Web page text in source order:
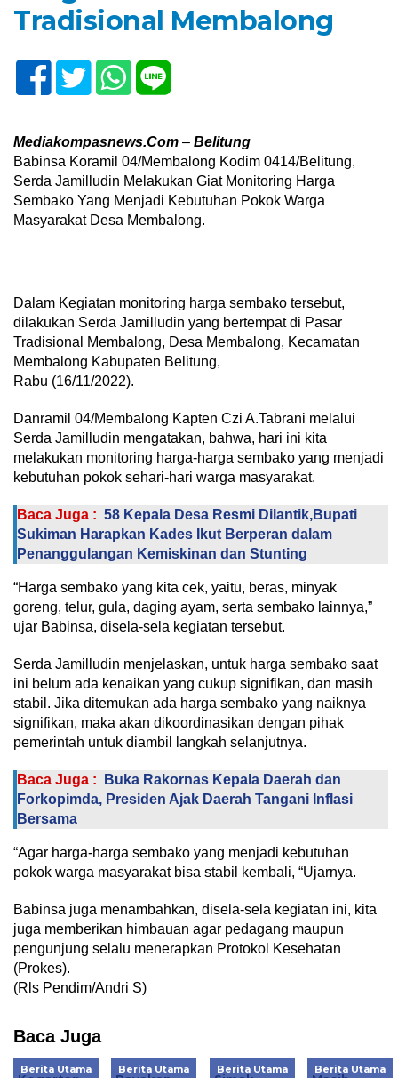
Tradisional Membalong
Mediakompasnews.Com – Belitung
Babinsa Koramil 04/Membalong Kodim 0414/Belitung,
Serda Jamilludin Melakukan Giat Monitoring Harga
Sembako Yang Menjadi Kebutuhan Pokok Warga
Masyarakat Desa Membalong.
Dalam Kegiatan monitoring harga sembako tersebut,
dilakukan Serda Jamilludin yang bertempat di Pasar
Tradisional Membalong, Desa Membalong, Kecamatan
Membalong Kabupaten Belitung,
Rabu (16/11/2022).
Danramil 04/Membalong Kapten Czi A.Tabrani melalui
Serda Jamilludin mengatakan, bahwa, hari ini kita
melakukan monitoring harga-harga sembako yang menjadi
kebutuhan pokok sehari-hari warga masyarakat.
Baca Juga : 58 Kepala Desa Resmi Dilantik,Bupati
Sukiman Harapkan Kades Ikut Berperan dalam
Penanggulangan Kemiskinan dan Stunting
“Harga sembako yang kita cek, yaitu, beras, minyak
goreng, telur, gula, daging ayam, serta sembako lainnya,”
ujar Babinsa, disela-sela kegiatan tersebut.
Serda Jamilludin menjelaskan, untuk harga sembako saat
ini belum ada kenaikan yang cukup signifikan, dan masih
stabil. Jika ditemukan ada harga sembako yang naiknya
signifikan, maka akan dikoordinasikan dengan pihak
pemerintah untuk diambil langkah selanjutnya.
Baca Juga :
Buka Rakornas Kepala Daerah dan
Forkopimda, Presiden Ajak Daerah Tangani Inflasi
Bersama
“Agar harga-harga sembako yang menjadi kebutuhan
pokok warga masyarakat bisa stabil kembali, “Ujarnya.
Babinsa juga menambahkan, disela-sela kegiatan ini, kita
juga memberikan himbauan agar pedagang maupun
pengunjung selalu menerapkan Protokol Kesehatan
(Prokes).
(Rls Pendim/Andri S)
Baca Juga
Berita Utama Berita Utama Berita Utama Berita Utama